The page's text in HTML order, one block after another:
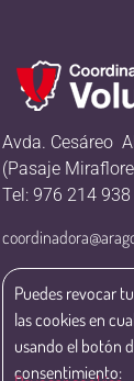
Avda. Cesáreo
(Pasaje
Tel: 976 214 938
Puedes revocar
las cookies en
usando el botón
consentimiento: